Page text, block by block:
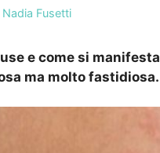
Nadia Fusetti
e come si
ma molto fastidiosa.